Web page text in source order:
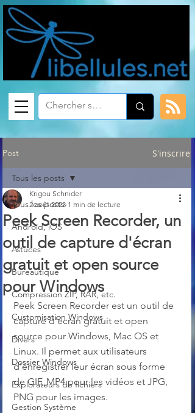
Post S'inscrire
Tous les posts
Android, iOS
Astuces
Bureautique
Compression ZIP, RAR, etc.
Customisation Windows
Divers
Dossier Windows
Explorateurs de fichiers
Gestion Système
Tous les posts
Peek Screen Recorder, un
outil de capture d'écran
gratuit et open source
pour Windows
Krigou Schnider
2 août 2023 1 min de lecture
Peek Screen Recorder est un outil de
capture d'écran gratuit et open
source pour Windows, Mac OS et
Linux. Il permet aux utilisateurs
d'enregistrer leur écran sous forme
de GIF, MP4 pour les vidéos et JPG,
PNG pour les images.